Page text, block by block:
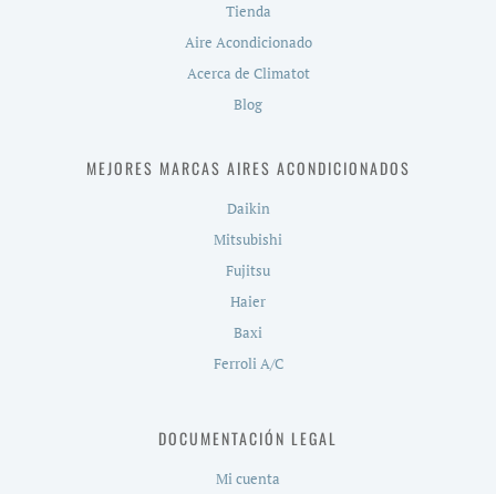
Tienda
Aire Acondicionado
Acerca de Climatot
Blog
MEJORES MARCAS AIRES ACONDICIONADOS
Daikin
Mitsubishi
Fujitsu
Haier
Baxi
Ferroli A/C
DOCUMENTACIÓN LEGAL
Mi cuenta